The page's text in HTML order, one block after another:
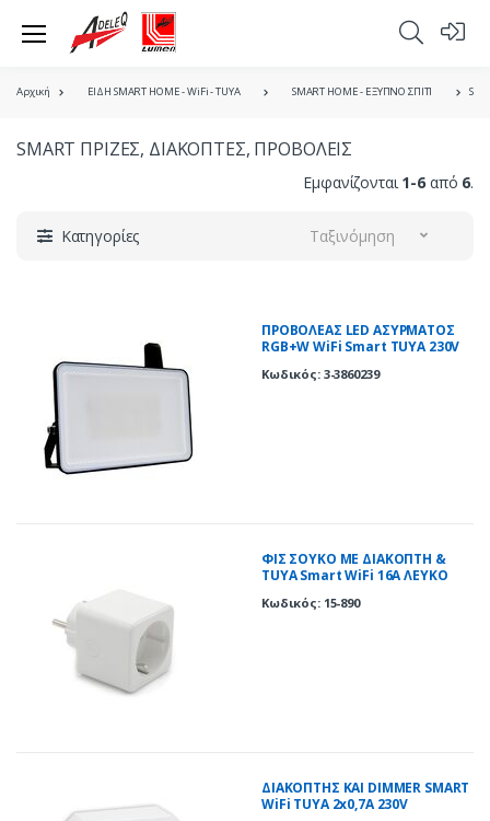
Αρχική ΕΙΔΗ SMART HOME - WiFi - TUYA SMART HOME - ΕΞΥΠΝΟ ΣΠΙΤΙ
SMART ΠΡΙΖΕΣ, ΔΙΑΚΟΠΤΕΣ, ΠΡΟΒΟΛΕΙΣ
Εμφανίζονται1-6 από 6.
Κατηγορίες Ταξινόμηση
ΠΡΟΒΟΛΕΑΣ LED ΑΣΥΡΜΑΤΟΣ
RGB+W WiFi Smart TUYA 230V
Κωδικός: 3-3860239
ΦΙΣ ΣΟΥΚΟ ΜΕ ΔΙΑΚΟΠΤΗ &
TUYA Smart WiFi 16A ΛΕΥΚΟ
Κωδικός: 15-890
ΔΙΑΚΟΠΤΗΣ ΚΑΙ DIMMER SMART
WiFi TUYA 2x0,7A 230V